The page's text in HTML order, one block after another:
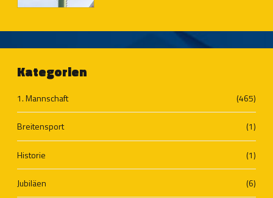
Kategorien
1. Mannschaft (465)
Breitensport (1)
Historie (1)
Jubiläen (6)